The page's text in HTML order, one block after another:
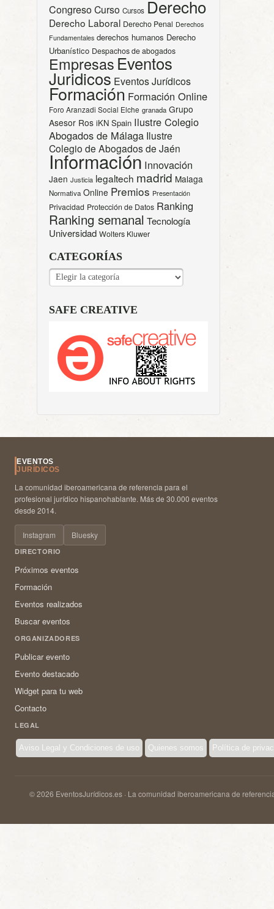
CongresoCurso Cursos Derecho
Derecho Laboral Derecho Penal Derechos
Fundamentales derechos humanos Derecho
Urbanístico Despachos de abogados
Empresas Eventos
Juridicos Eventos Jurídicos
Formación Formación Online
Foro Aranzadi Social Elche granada Grupo
Asesor Ros iKN Spain Ilustre Colegio
Abogados de Málaga Ilustre
Colegio de Abogados de Jaén
Información Innovación
Jaen Justicia legaltech madrid Malaga
Normativa Online Premios Presentación
Privacidad Protección de Datos Ranking
Ranking semanal Tecnología
Universidad Wolters Kluwer
CATEGORÍAS
CATEGORÍAS
SAFE CREATIVE
EVENTOS
JURÍDICOS
La comunidad iberoamericana de referencia para el
profesional jurídico hispanohablante. Más de 30.000 eventos
desde 2014.
Instagram Bluesky
DIRECTORIO
Próximos eventos
Formación
Eventos realizados
Buscar eventos
ORGANIZADORES
Publicar evento
Evento destacado
Widget para tu web
Contacto
LEGAL
Aviso Legal y Condiciones de uso Quienes somos Política de
© 2026 EventosJurídicos.es · La comunidad iberoamericana de